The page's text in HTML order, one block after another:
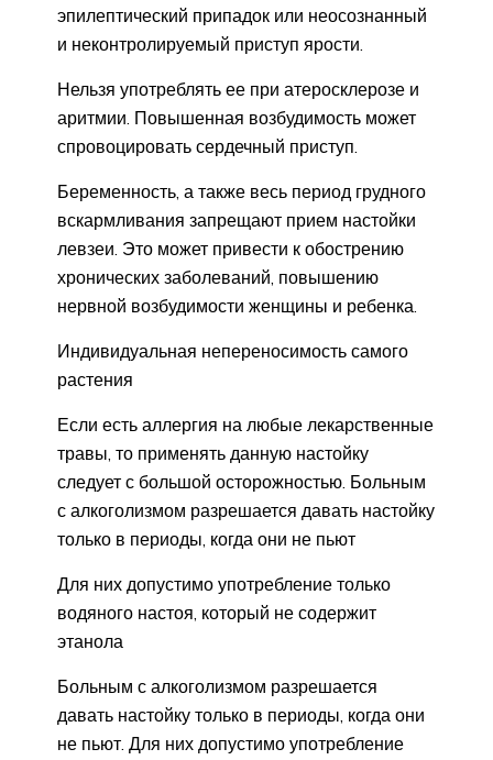
эпилептический припадок или неосознанный
и неконтролируемый приступ ярости.
Нельзя употреблять ее при атеросклерозе и
аритмии. Повышенная возбудимость может
спровоцировать сердечный приступ.
Беременность, а также весь период грудного
вскармливания запрещают прием настойки
левзеи. Это может привести к обострению
хронических заболеваний, повышению
нервной возбудимости женщины и ребенка.
Индивидуальная непереносимость самого
растения
Если есть аллергия на любые лекарственные
травы, то применять данную настойку
следует с большой осторожностью. Больным
с алкоголизмом разрешается давать настойку
только в периоды, когда они не пьют
Для них допустимо употребление только
водяного настоя, который не содержит
этанола
Больным с алкоголизмом разрешается
давать настойку только в периоды, когда они
не пьют. Для них допустимо употребление